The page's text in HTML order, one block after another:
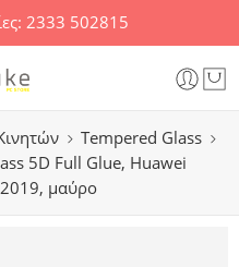
2333 502815
Tempered Glass
5D Full Glue, Huawei
μαύρο